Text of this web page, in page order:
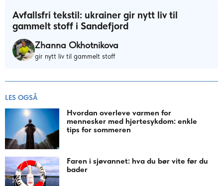
Avfallsfri tekstil: ukrainer gir nytt liv til
gammelt stoff i Sandefjord
Zhanna Okhotnikova
gir nytt liv til gammelt stoff
LES OGSÅ
Hvordan overleve varmen for
mennesker med hjertesykdom: enkle
tips for sommeren
Faren i sjøvannet: hva du bør vite før du
bader